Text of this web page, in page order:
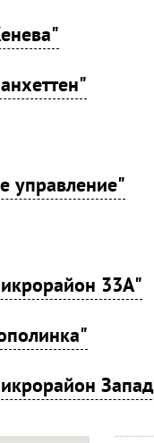
управление"
33А"